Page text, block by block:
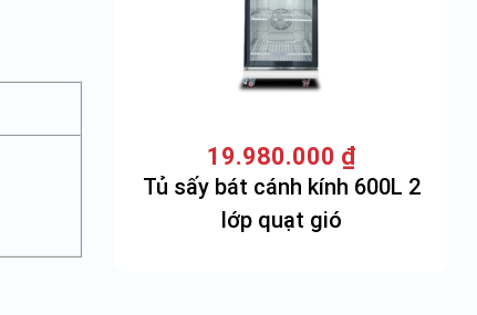
Tủ sấy bát cánh kính 600L 2
lớp quạt gió
19.980.000 ₫